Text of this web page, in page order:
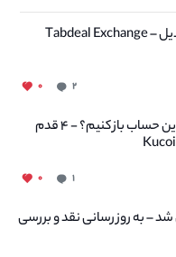
نقد و بررسی صرافی تبدیل – Tabdeal Exchange
۲ ۰
چگونه در صرافی کوکوین حساب باز کنیم؟ - ۴ قدم
۱ ۰
– به روز رسانی نقد و بررسی